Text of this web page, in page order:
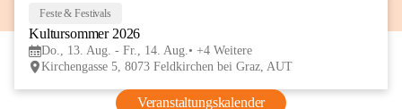
Feste & Festivals
Kultursommer 2026
Do., 13. Aug. - Fr., 14. Aug.
+4 Weitere
Kirchengasse 5, 8073 Feldkirchen bei Graz, AUT
Veranstaltungskalender